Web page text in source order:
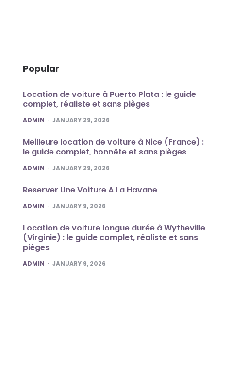
Popular
Location de voiture à Puerto Plata : le guide
complet, réaliste et sans pièges
POSTED
ADMIN JANUARY 29, 2026
Meilleure location de voiture à Nice (France) :
le guide complet, honnête et sans pièges
POSTED
ADMIN JANUARY 29, 2026
Reserver Une Voiture A La Havane
POSTED
ADMIN JANUARY 9, 2026
Location de voiture longue durée à Wytheville
(Virginie) : le guide complet, réaliste et sans
pièges
POSTED
ADMIN JANUARY 9, 2026